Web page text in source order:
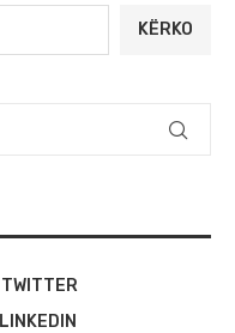
KËRKO
TWITTER
LINKEDIN